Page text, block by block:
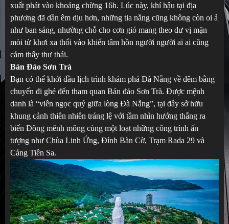
xuất phát vào khoảng chừng 16h. Lúc này, khí hậu tại địa
phương đã dần êm dịu hơn, những tia nắng cũng không còn oi ả
như ban sáng, nhường chỗ cho cơn gió mang theo dư vị mặn
mòi từ khơi xa thổi vào khiến tâm hồn người người ai ai cũng
cảm thấy thư thái.
Bán Đảo Sơn Trà
Bạn có thể khởi đầu lịch trình khám phá Đà Nẵng về đêm bằng
chuyến đi ghé đến tham quan Bán đảo Sơn Trà. Được mệnh
danh là “viên ngọc quý giữa lòng Đà Nẵng”, tại đây sở hữu
khung cảnh thiên nhiên tráng lệ với tầm nhìn hướng thẳng ra
biển Đông mênh mông cùng một loạt những công trình ấn
tượng như Chùa Linh Ứng, Đỉnh Bàn Cờ, Trạm Rada 29 và
Cảng Tiên Sa.